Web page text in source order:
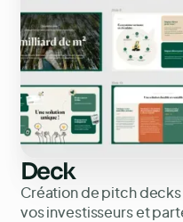
Deck
Création de pitch
vos investisseurs et